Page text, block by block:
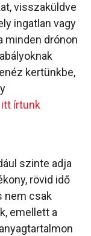
visszaküldve
ingatlan vagy
minden drónon
kertünkbe,
írtunk
szinte adja
rövid idő
nem csak
emellett a